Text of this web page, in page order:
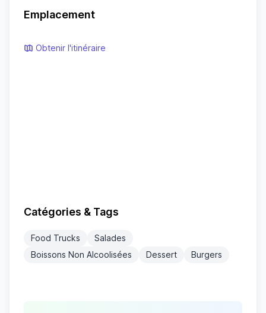
Emplacement
Obtenir l'itinéraire
Catégories & Tags
Food Trucks
Salades
Boissons Non Alcoolisées
Dessert Burgers